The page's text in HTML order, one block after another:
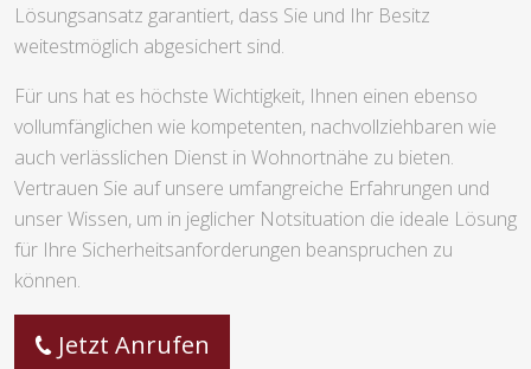
Lösungsansatz garantiert, dass Sie und Ihr Besitz
weitestmöglich abgesichert sind.
Für uns hat es höchste Wichtigkeit, Ihnen einen ebenso
vollumfänglichen wie kompetenten, nachvollziehbaren wie
auch verlässlichen Dienst in Wohnortnähe zu bieten.
Vertrauen Sie auf unsere umfangreiche Erfahrungen und
unser Wissen, um in jeglicher Notsituation die ideale Lösung
für Ihre Sicherheitsanforderungen beanspruchen zu
können.
Jetzt Anrufen